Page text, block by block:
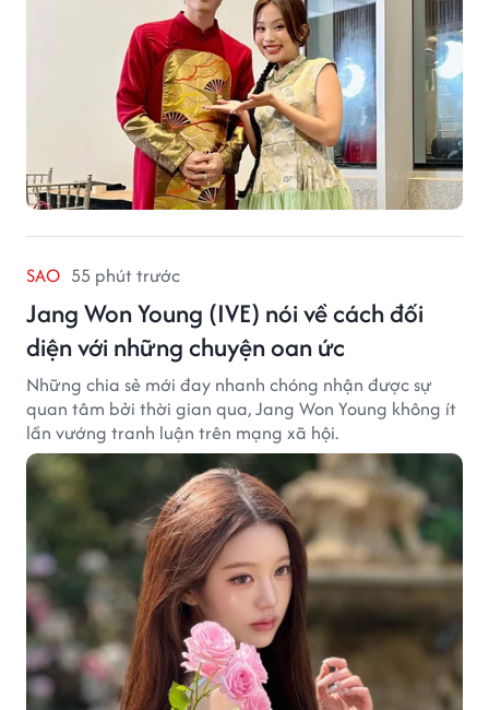
SAO 55 phút trước
Jang Won Young (IVE) nói về cách đối
diện với những chuyện oan ức
Những chia sẻ mới đay nhanh chóng nhận được sự
quan tâm bởi thời gian qua, Jang Won Young không ít
lần vướng tranh luận trên mạng xã hội.